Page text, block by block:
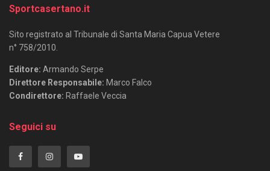
Sportcasertano.it
Sito registrato al Tribunale di Santa Maria Capua Vetere
n° 758/2010.
Editore: Armando Serpe
Direttore Responsabile: Marco Falco
Condirettore: Raffaele Veccia
Seguici su